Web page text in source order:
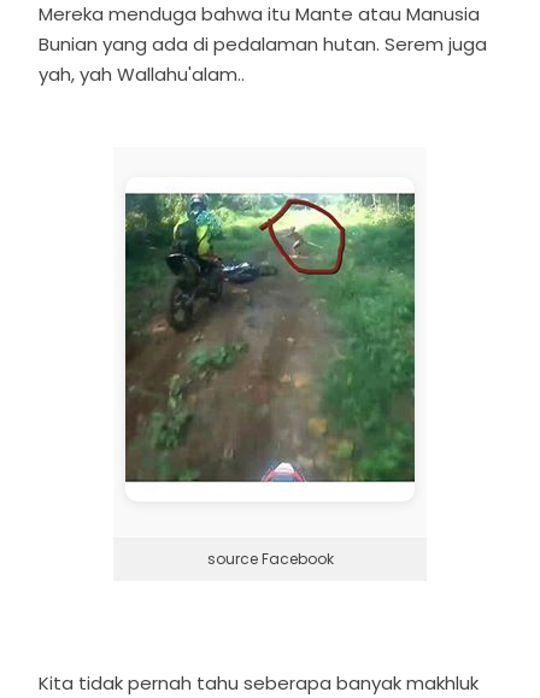
Mereka menduga bahwa itu Mante atau Manusia
Bunian yang ada di pedalaman hutan. Serem juga
yah, yah Wallahu'alam..
source Facebook
Kita tidak pernah tahu seberapa banyak makhluk